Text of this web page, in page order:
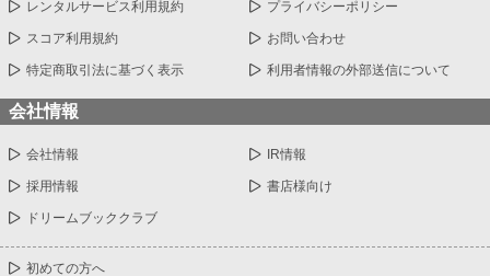
レンタルサービス利用規約 プライバシーポリシー
スコア利用規約 お問い合わせ
特定商取引法に基づく表示 利用者情報の外部送信について
会社情報
会社情報 IR情報
採用情報 書店様向け
ドリームブッククラブ
初めての方へ